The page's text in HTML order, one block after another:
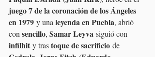
juego 7 de la coronación de los Ángeles
en 1979 y una leyenda en Puebla, abrió
con sencillo, Samar Leyva siguió con
infilhit y tras toque de sacrificio de